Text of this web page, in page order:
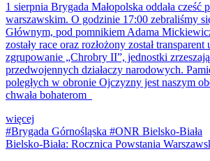
1 sierpnia Brygada Małopolska oddała cześć
warszawskim. O godzinie 17:00 zebraliśmy
Głównym, pod pomnikiem Adama
zostały race oraz rozłożony został
zgrupowanie „Chrobry II”, jednostki
przedwojennych działaczy narodowych.
poległych w obronie Ojczyzny jest naszym
chwała bohaterom
więcej
#Brygada Górnośląska #ONR Bielsko-Biała
Bielsko-Biała: Rocznica Powstania